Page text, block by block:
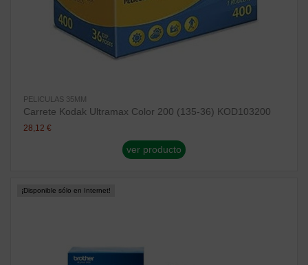
PELICULAS 35MM
Carrete Kodak Ultramax Color 200 (135-36) KOD103200
28,12 €
ver producto
¡Disponible sólo en Internet!